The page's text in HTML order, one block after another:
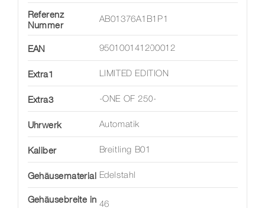
Referenz
Nummer
AB01376A1B1P1
EAN 950100141200012
Extra1 LIMITED EDITION
Extra3 -ONE OF 250-
Uhrwerk Automatik
Kaliber Breitling B01
Gehäusematerial Edelstahl
Gehäusebreite in 46